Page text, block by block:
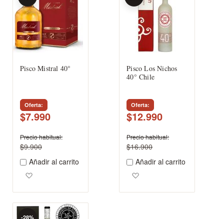
Pisco Mistral 40°
Oferta
$7.990
Precio habitual
$9.900
Añadir al carrito
Pisco Los Nichos
40° Chile
Oferta
$12.990
Precio habitual
$16.900
Añadir al carrito
-28%